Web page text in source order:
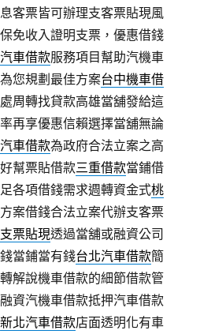
客票皆可辦理支客票貼現風
免收入證明支票，優惠借錢
車借款服務項目幫助汽機車
您規劃最佳方案台中機車借
周轉找貸款高雄當舖發給這
再享優惠信賴選擇當舖無論
車借款為政府合法立案之高
幫票貼借款三重借款當鋪借
各項借錢需求週轉資金式桃
案借錢合法立案代辦支客票
票貼現透過當舖或融資公司
當鋪當有錢台北汽車借款簡
解說機車借款的細節借款管
資汽機車借款抵押汽車借款
新北汽車借款店面透明化有車